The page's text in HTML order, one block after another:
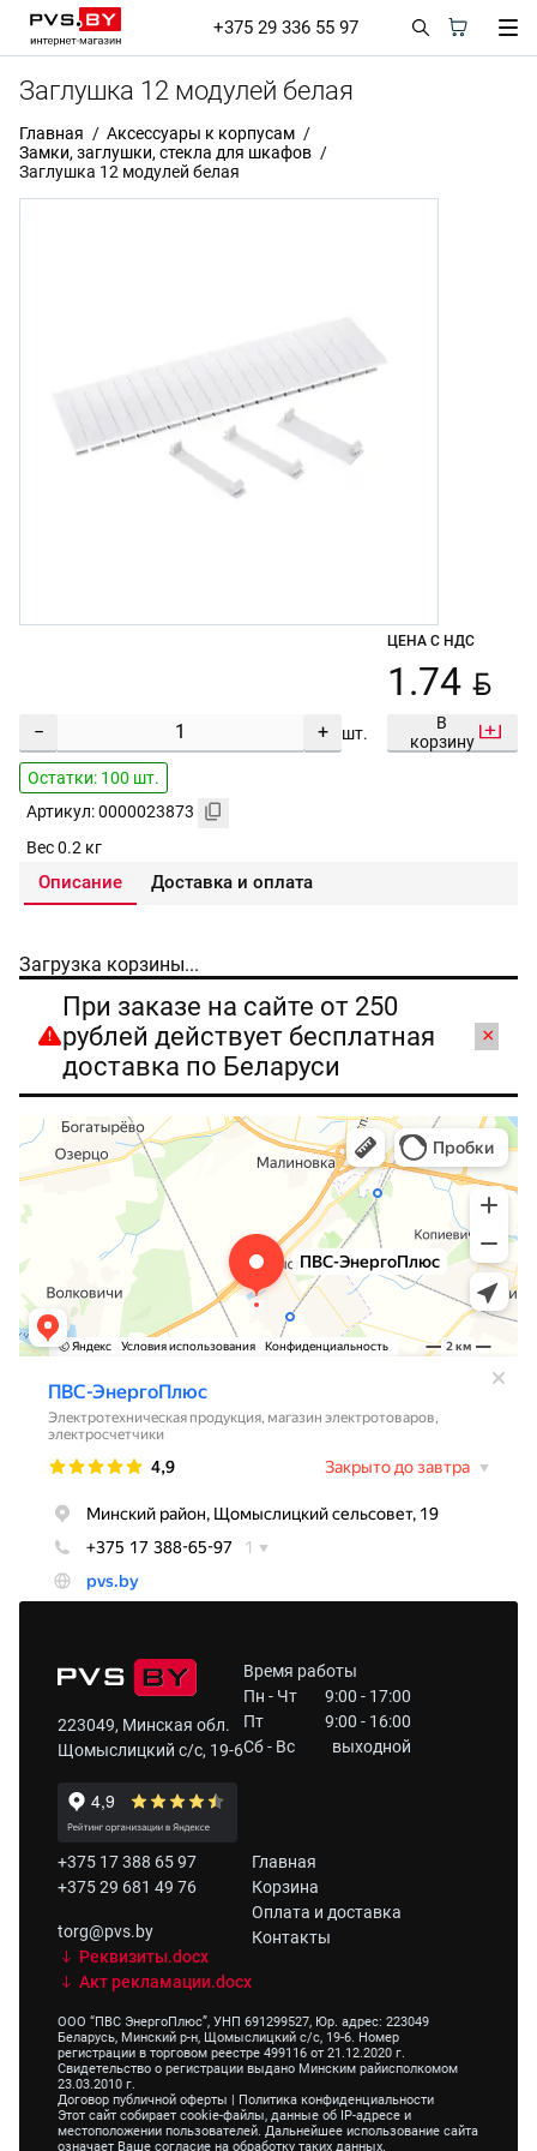
+375 29 336 55 97
Заглушка 12 модулей белая
Главная
Аксессуары к корпусам
Замки, заглушки, стекла для шкафов
Заглушка 12 модулей белая
− + шт.
ЦЕНА С НДС
1.74 BYN
В
корзину
Остатки: 100 шт.
Артикул: 0000023873
Вес 0.2 кг
Описание Доставка и оплата
Загрузка корзины...
При заказе на сайте от 250
рублей действует бесплатная
доставка по Беларуси
×
223049, Минская обл.
Щомыслицкий с/с, 19-6
Время работы
Пн - Чт
9:00 - 17:00
Пт
9:00 - 16:00
Сб - Вс
выходной
+375 17 388 65 97
+375 29 681 49 76
torg@pvs.by
Реквизиты.docx
Акт рекламации.docx
Главная
Корзина
Оплата и доставка
Контакты
ООО “ПВС ЭнергоПлюс”, УНП 691299527, Юр. адрес: 223049
Беларусь, Минский р-н, Щомыслицкий с/с, 19-6. Номер
регистрации в торговом реестре 499116 от 21.12.2020 г.
Свидетельство о регистрации выдано Минским райисполкомом
23.03.2010 г.
Договор публичной оферты | Политика конфиденциальности
Этот сайт собирает cookie-файлы, данные об IP-адресе и
местоположении пользователей. Дальнейшее использование сайта
означает Ваше согласие на обработку таких данных.